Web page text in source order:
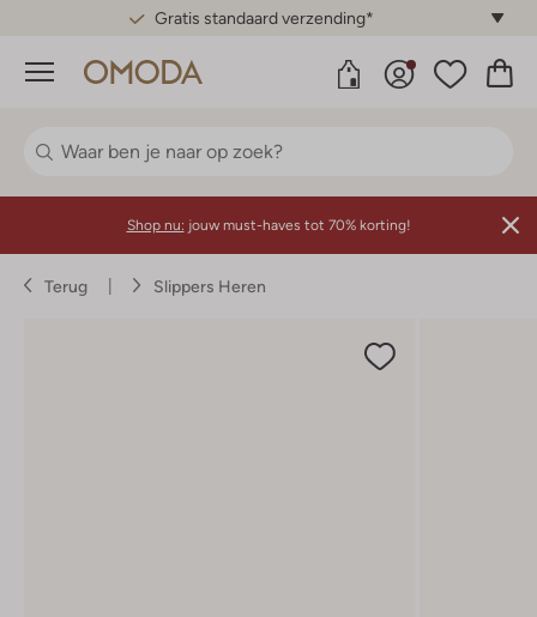
Gratis standaard verzending*
Menu
Shop nu: jouw must-haves tot 70% korting!
Terug Slippers Heren